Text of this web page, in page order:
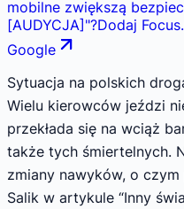
mobilne zwiększą
[AUDYCJA] "?Dodaj
Google
Sytuacja na polskich
Wielu kierowców jeździ
przekłada się na wciąż
także tych śmiertelnych.
zmiany nawyków, o czym
Salik w artykule “Inny